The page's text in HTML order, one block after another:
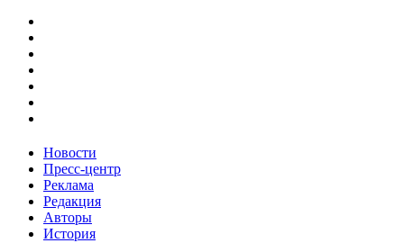
Новости
Пресс-центр
Реклама
Редакция
Авторы
История